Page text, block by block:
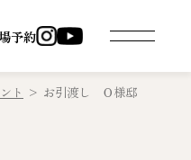
予約
ト > お引渡し Ｏ様邸